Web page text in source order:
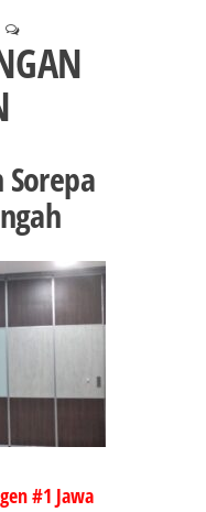
#1 Jawa